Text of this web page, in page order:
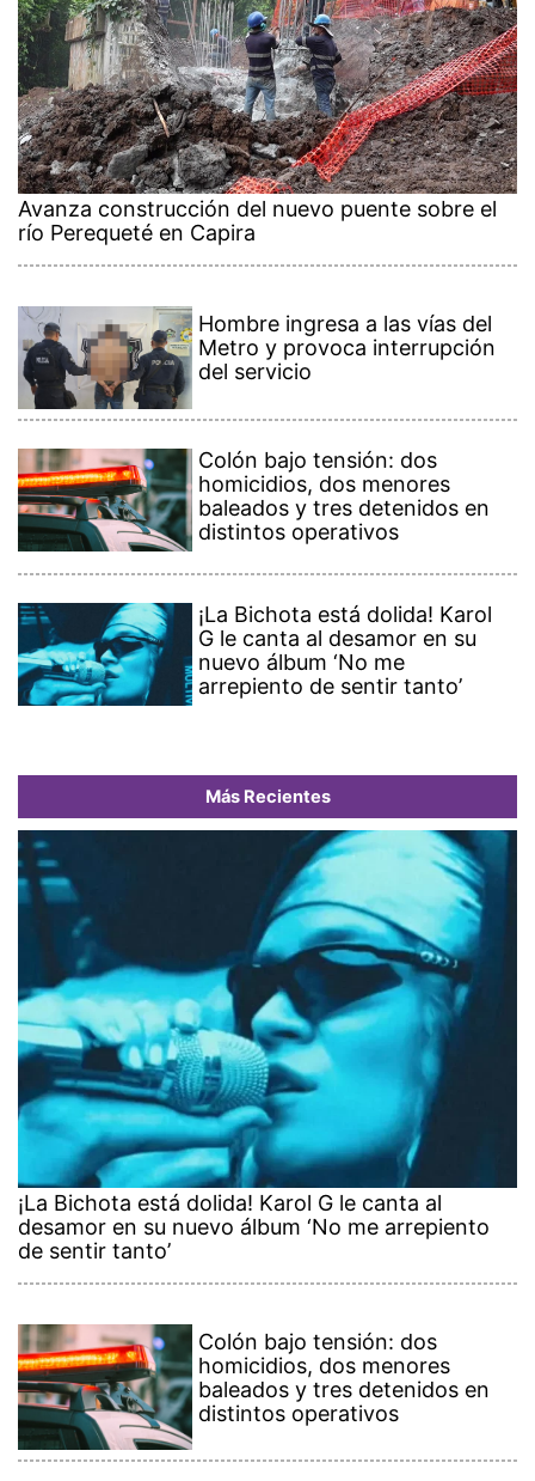
Avanza construcción del nuevo puente sobre el
río Perequeté en Capira
Hombre ingresa a las vías del
Metro y provoca interrupción
del servicio
Colón bajo tensión: dos
homicidios, dos menores
baleados y tres detenidos en
distintos operativos
¡La Bichota está dolida! Karol
G le canta al desamor en su
nuevo álbum ‘No me
arrepiento de sentir tanto’
Más Recientes
¡La Bichota está dolida! Karol G le canta al
desamor en su nuevo álbum ‘No me arrepiento
de sentir tanto’
Colón bajo tensión: dos
homicidios, dos menores
baleados y tres detenidos en
distintos operativos